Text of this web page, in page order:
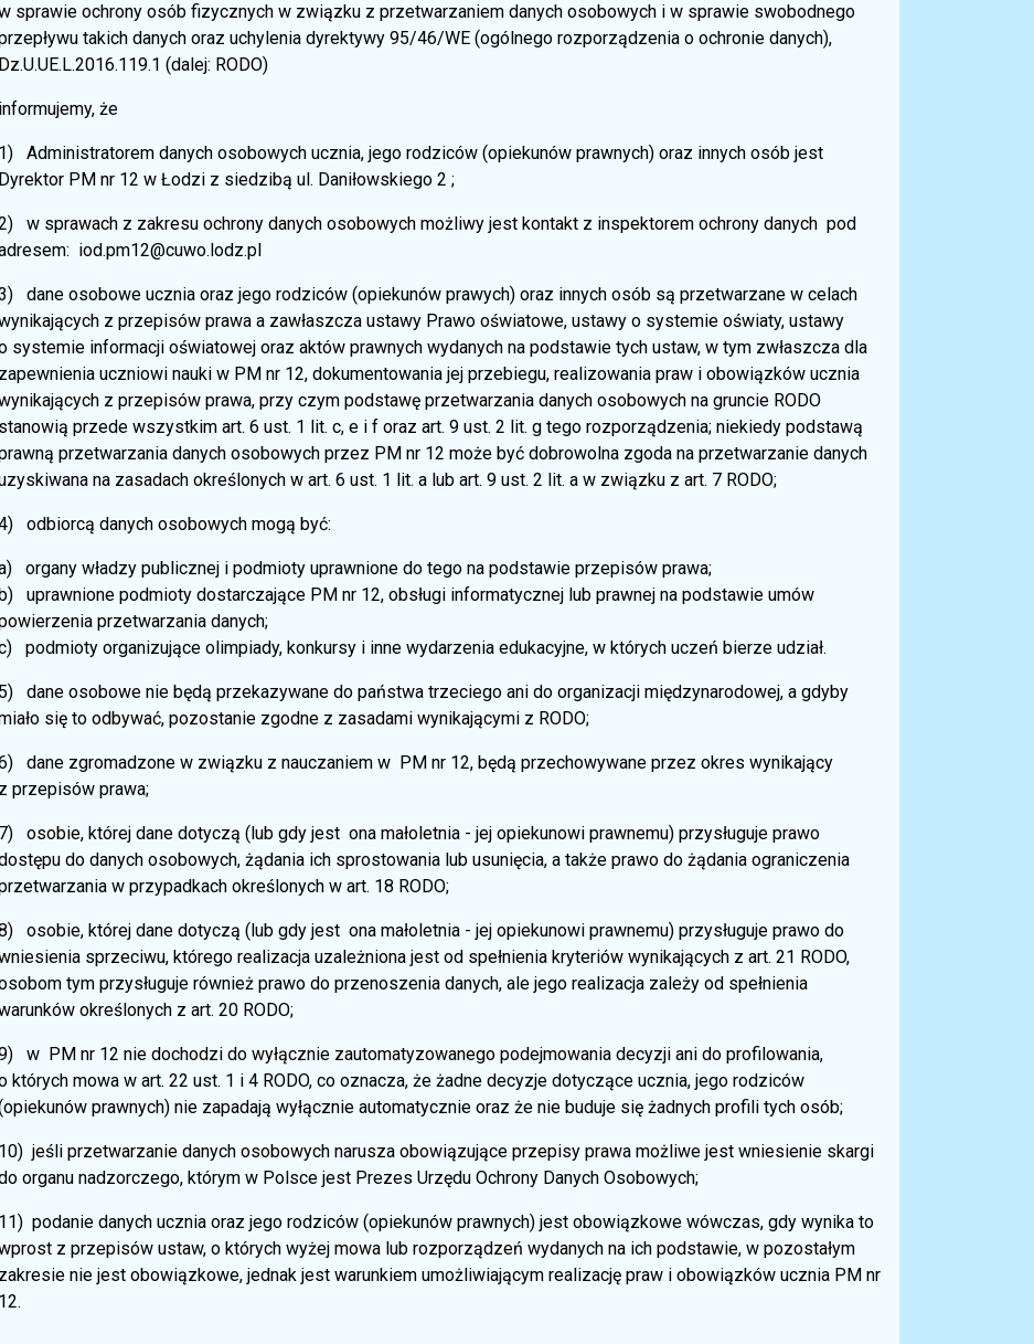
sprawie ochrony osób fizycznych w związku z przetwarzaniem danych osobowych i w sprawie swobodnego
takich danych oraz uchylenia dyrektywy 95/46/WE (ogólnego rozporządzenia o ochronie danych),
Dz.U.UE.L.2016.119.1 (dalej: RODO)
informujemy, że
1) Administratorem danych osobowych ucznia, jego rodziców (opiekunów prawnych) oraz innych osób jest
Dyrektor PM nr 12 w Łodzi z siedzibą ul. Daniłowskiego 2 ;
w sprawach z zakresu ochrony danych osobowych możliwy jest kontakt z inspektorem ochrony danych pod
iod.pm12@cuwo.lodz.pl
dane osobowe ucznia oraz jego rodziców (opiekunów prawych) oraz innych osób są przetwarzane w celach
z przepisów prawa a zawłaszcza ustawy Prawo oświatowe, ustawy o systemie oświaty, ustawy
systemie informacji oświatowej oraz aktów prawnych wydanych na podstawie tych ustaw, w tym zwłaszcza dla
zapewnienia uczniowi nauki w PM nr 12, dokumentowania jej przebiegu, realizowania praw i obowiązków ucznia
z przepisów prawa, przy czym podstawę przetwarzania danych osobowych na gruncie RODO
stanowią przede wszystkim art. 6 ust. 1 lit. c, e i f oraz art. 9 ust. 2 lit. g tego rozporządzenia; niekiedy podstawą
przetwarzania danych osobowych przez PM nr 12 może być dobrowolna zgoda na przetwarzanie danych
na zasadach określonych w art. 6 ust. 1 lit. a lub art. 9 ust. 2 lit. a w związku z art. 7 RODO;
odbiorcą danych osobowych mogą być:
organy władzy publicznej i podmioty uprawnione do tego na podstawie przepisów prawa;
uprawnione podmioty dostarczające PM nr 12, obsługi informatycznej lub prawnej na podstawie umów
przetwarzania danych;
podmioty organizujące olimpiady, konkursy i inne wydarzenia edukacyjne, w których uczeń bierze udział.
5) dane osobowe nie będą przekazywane do państwa trzeciego ani do organizacji międzynarodowej, a gdyby
się to odbywać, pozostanie zgodne z zasadami wynikającymi z RODO;
dane zgromadzone w związku z nauczaniem w PM nr 12, będą przechowywane przez okres wynikający
z przepisów prawa;
7) osobie, której dane dotyczą (lub gdy jest ona małoletnia - jej opiekunowi prawnemu) przysługuje prawo
do danych osobowych, żądania ich sprostowania lub usunięcia, a także prawo do żądania ograniczenia
w przypadkach określonych w art. 18 RODO;
osobie, której dane dotyczą (lub gdy jest ona małoletnia - jej opiekunowi prawnemu) przysługuje prawo do
sprzeciwu, którego realizacja uzależniona jest od spełnienia kryteriów wynikających z art. 21 RODO,
tym przysługuje również prawo do przenoszenia danych, ale jego realizacja zależy od spełnienia
określonych z art. 20 RODO;
w PM nr 12 nie dochodzi do wyłącznie zautomatyzowanego podejmowania decyzji ani do profilowania,
których mowa w art. 22 ust. 1 i 4 RODO, co oznacza, że żadne decyzje dotyczące ucznia, jego rodziców
prawnych) nie zapadają wyłącznie automatycznie oraz że nie buduje się żadnych profili tych osób;
10) jeśli przetwarzanie danych osobowych narusza obowiązujące przepisy prawa możliwe jest wniesienie skargi
organu nadzorczego, którym w Polsce jest Prezes Urzędu Ochrony Danych Osobowych;
11) podanie danych ucznia oraz jego rodziców (opiekunów prawnych) jest obowiązkowe wówczas, gdy wynika to
z przepisów ustaw, o których wyżej mowa lub rozporządzeń wydanych na ich podstawie, w pozostałym
zakresie nie jest obowiązkowe, jednak jest warunkiem umożliwiającym realizację praw i obowiązków ucznia PM nr
12.